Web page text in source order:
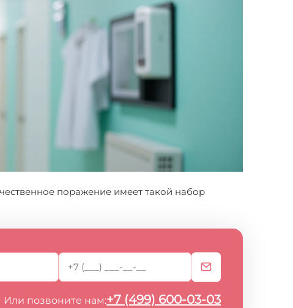
поражение имеет такой набор
Или позвоните нам:+7 (499) 600-03-03